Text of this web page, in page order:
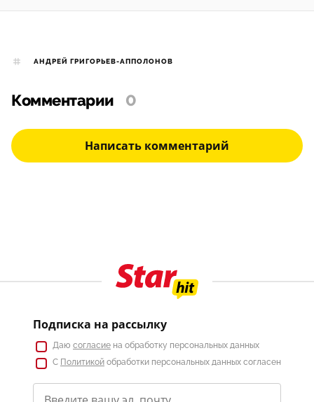
АНДРЕЙ ГРИГОРЬЕВ-АППОЛОНОВ
Комментарии 0
Написать комментарий
Подписка на рассылку
Даю согласие на обработку персональных данных
С Политикой обработки персональных данных согласен